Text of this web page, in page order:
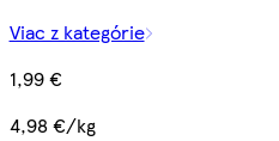
Viac z kategórie
1,99 €
4,98 €/kg